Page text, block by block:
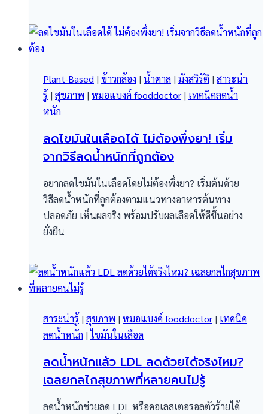
Plant-Based | ข้าวกล้อง | น้ำตาล | มังสวิรัติ | สาระน่า
รู้ | สุขภาพ | หมอแบงค์ fooddoctor | เทคนิคลดน้ำ
หนัก
ลดไขมันในเลือดได้ ไม่ต้องพึ่งยา! เริ่ม
จากวิธีลดน้ำหนักที่ถูกต้อง
อยากลดไขมันในเลือดโดยไม่ต้องพึ่งยา? เริ่มต้นด้วย
วิธีลดน้ำหนักที่ถูกต้องตามแนวทางอาหารต้นทาง
ปลอดภัย เห็นผลจริง พร้อมปรับผลเลือดให้ดีขึ้นอย่าง
ยั่งยืน
สาระน่ารู้ | สุขภาพ | หมอแบงค์ fooddoctor | เทคนิค
ลดน้ำหนัก |ไขมันในเลือด
ลดน้ำหนักแล้ว LDL ลดด้วยได้จริงไหม?
เฉลยกลไกสุขภาพที่หลายคนไม่รู้
ลดน้ำหนักช่วยลด LDL หรือคอเลสเตอรอลตัวร้ายได้